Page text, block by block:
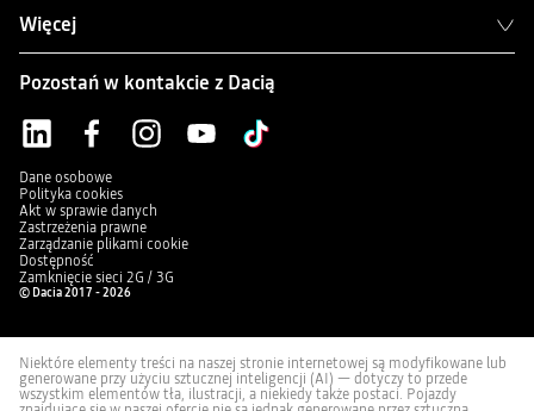
Więcej
Pozostań w kontakcie z Dacią
Dane osobowe
Polityka cookies
Akt w sprawie danych
Zastrzeżenia prawne
Zarządzanie plikami cookie
Dostępność
Zamknięcie sieci 2G / 3G
© Dacia 2017 - 2026
Niektóre elementy treści na naszej stronie internetowej są modyfikowane lub
generowane przy użyciu sztucznej inteligencji (AI) — dotyczy to przede
wszystkim elementów tła, ilustracji, a niekiedy także postaci. Pojazdy